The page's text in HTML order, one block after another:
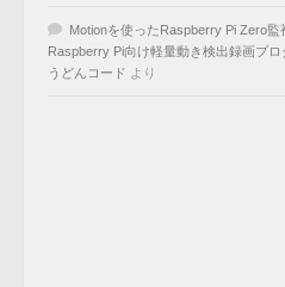
Motionを使ったRaspberry Pi Zero監
Raspberry Pi向け軽量動き検出録画プロ
うどんコード より